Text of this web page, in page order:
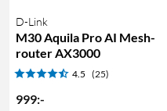
D-Link
M30 Aquila Pro AI Mesh-
router AX3000
4.5 (25)
999:-